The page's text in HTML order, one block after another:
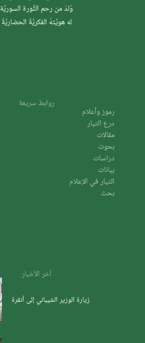
وُلدَ من رحم الثَّورة السوريَّة
له هويَّتهُ الفكريَّةُ الحضاريَّةُ
روابط سريعة
رموز وأعلام
درع التيار
مقالات
بحوث
دراسات
بيانات
التيار في الإعلام
بحث
آخر الأخبار
زيارة الوزير الشيباني إلى أنقرة